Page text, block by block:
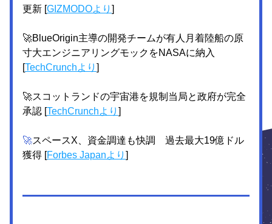
更新 [GIZMODOより ]
🚀BlueOrigin主導の開発チームが有人月着陸船の原
寸大エンジニアリングモックをNASAに納入
[TechCrunchより ]
🚀スコットランドの宇宙港を規制当局と政府が完全
承認 [TechCrunchより ]
🚀スペースX、資金調達も快調　過去最大19億ドル
獲得 [Forbes Japanより ]